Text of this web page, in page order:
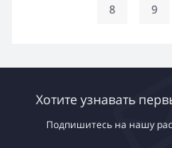
8 9
Хотите узнавать
Подпишитесь на нашу